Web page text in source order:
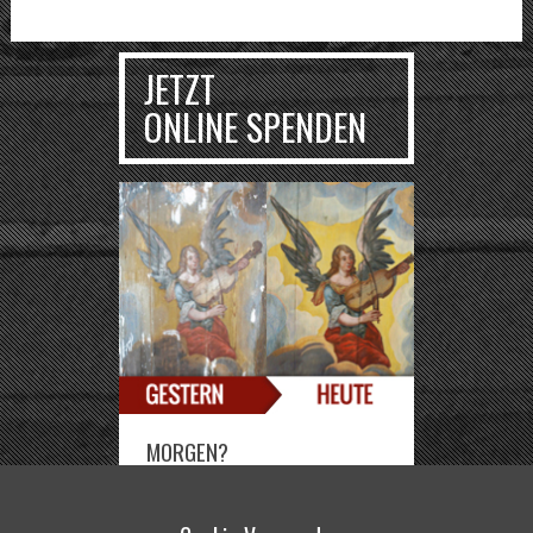
JETZT
ONLINE SPENDEN
MORGEN?
Sie können die Deutsch-